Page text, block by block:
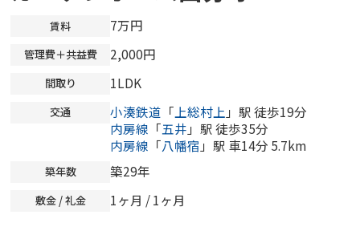
賃料 7万円
管理費＋共益費 2,000円
間取り 1LDK
交通 小湊鉄道 「 上総村上 」駅 徒歩19分
内房線 「五井 」駅 徒歩35分
内房線 「八幡宿 」駅 車14分 5.7km
築年数 築29年
敷金 / 礼金 1ヶ月 / 1ヶ月